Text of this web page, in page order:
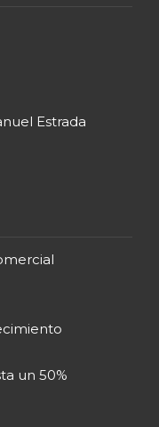
Estrada
un 50%